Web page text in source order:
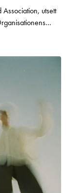
utsett
A9 III